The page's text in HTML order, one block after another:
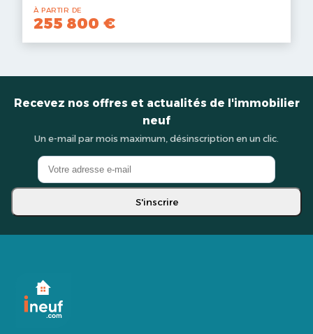
À PARTIR DE
255 800 €
Recevez nos offres et actualités de l'immobilier
neuf
Un e-mail par mois maximum, désinscription en un clic.
S'inscrire